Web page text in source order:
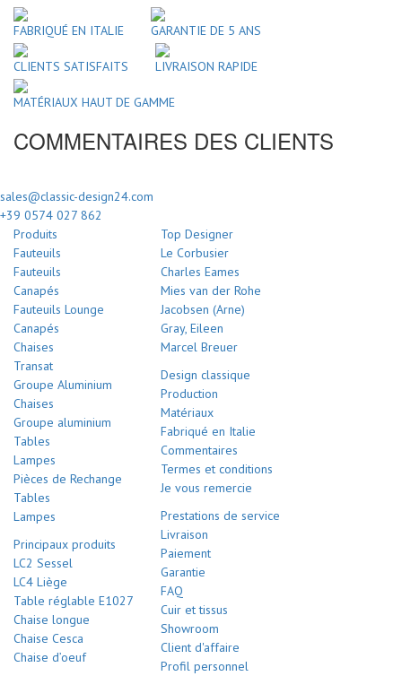
FABRIQUÉ EN ITALIE GARANTIE DE 5 ANS
CLIENTS SATISFAITS LIVRAISON RAPIDE
MATÉRIAUX HAUT DE GAMME
COMMENTAIRES DES CLIENTS
sales@classic-design24.com
+39 0574 027 862
Produits
Fauteuils
Fauteuils
Canapés
Fauteuils Lounge
Canapés
Chaises
Transat
Groupe Aluminium
Chaises
Groupe aluminium
Tables
Lampes
Pièces de Rechange
Tables
Lampes
Principaux produits
LC2 Sessel
LC4 Liège
Table réglable E1027
Chaise longue
Chaise Cesca
Chaise d’oeuf
Top Designer
Le Corbusier
Charles Eames
Mies van der Rohe
Jacobsen (Arne)
Gray, Eileen
Marcel Breuer
Design classique
Production
Matériaux
Fabriqué en Italie
Commentaires
Termes et conditions
Je vous remercie
Prestations de service
Livraison
Paiement
Garantie
FAQ
Cuir et tissus
Showroom
Client d'affaire
Profil personnel